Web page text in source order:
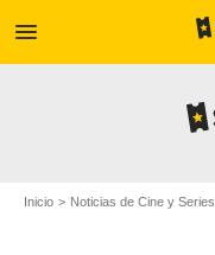
menu
Inicio Noticias de Cine y Series